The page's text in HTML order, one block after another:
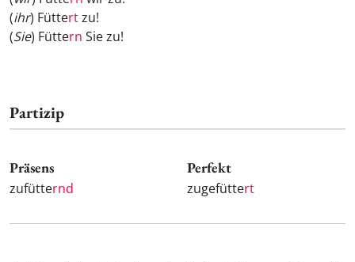
(ihr) Füttertzu!
(Sie) Füttern Sie zu!
Partizip
Präsens
zufütternd
Perfekt
zugefüttert